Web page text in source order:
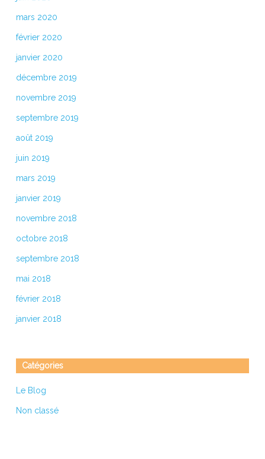
mars 2020
février 2020
janvier 2020
décembre 2019
novembre 2019
septembre 2019
août 2019
juin 2019
mars 2019
janvier 2019
novembre 2018
octobre 2018
septembre 2018
mai 2018
février 2018
janvier 2018
Catégories
Le Blog
Non classé